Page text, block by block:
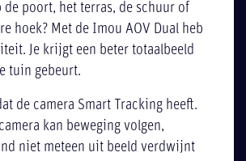
poort, het terras, de schuur of
hoek? Met de Imou AOV Dual heb
Je krijgt een beter totaalbeeld
tuin gebeurt.
de camera Smart Tracking heeft.
kan beweging volgen,
niet meteen uit beeld verdwijnt